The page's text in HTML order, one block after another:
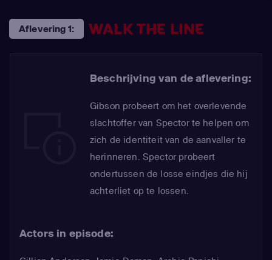
Aflevering 1: WALK THE LINE
Beschrijving van de aflevering:
Gibson probeert om het overlevende
slachtoffer van Spector te helpen om
zich de identiteit van de aanvaller te
herinneren. Spector probeert
ondertussen de losse eindjes die hij
achterliet op te lossen.
Actors in episode: